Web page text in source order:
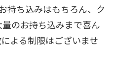
持ち込みはもちろん、ク
のお持ち込みまで喜ん
よる制限はございませ